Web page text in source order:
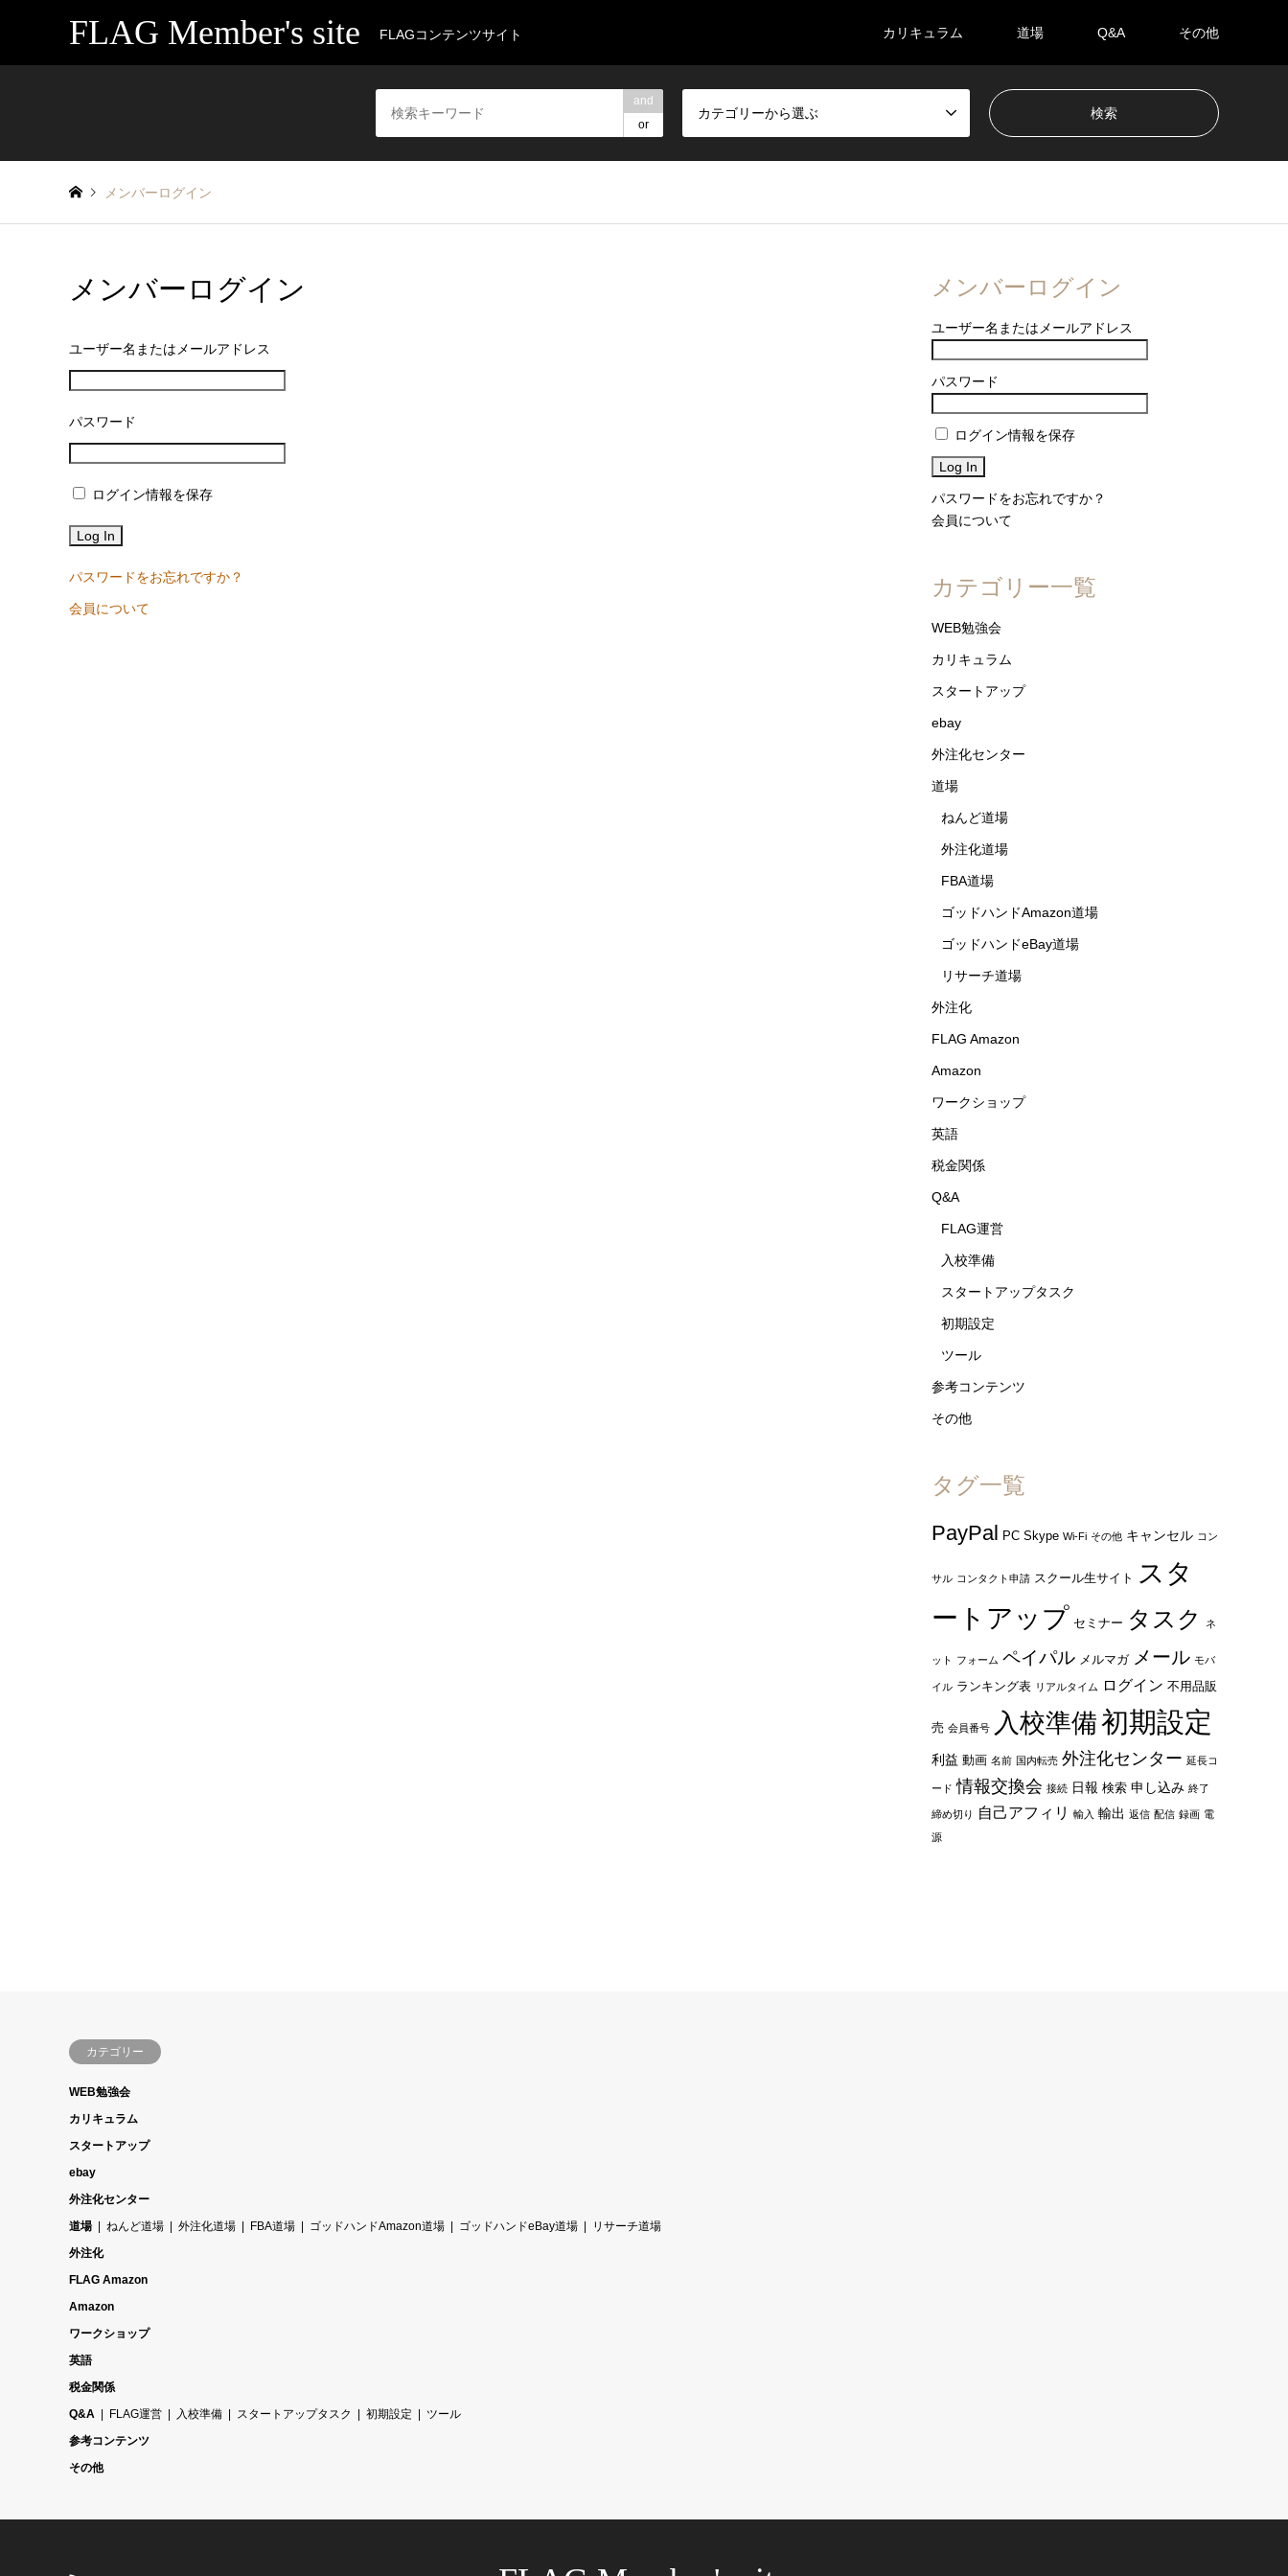
FLAG Member's site FLAGコンテンツサイト カリキュラム 道場 Q&A その他
and
or
カテゴリーから選ぶ
メンバーログイン
メンバーログイン
ユーザー名またはメールアドレス
パスワード
ログイン情報を保存
パスワードをお忘れですか？
会員について
メンバーログイン
ユーザー名またはメールアドレス
パスワード
ログイン情報を保存
パスワードをお忘れですか？
会員について
カテゴリー一覧
WEB勉強会
カリキュラム
スタートアップ
ebay
外注化センター
道場
ねんど道場
外注化道場
FBA道場
ゴッドハンドAmazon道場
ゴッドハンドeBay道場
リサーチ道場
外注化
FLAG Amazon
Amazon
ワークショップ
英語
税金関係
Q&A
FLAG運営
入校準備
スタートアップタスク
初期設定
ツール
参考コンテンツ
その他
タグ一覧
PayPal PC Skype Wi-Fi その他 キャンセル コン
サル コンタクト申請 スクール生サイト
スタ
ートアップ セミナー タスク ネ
ット フォーム ペイパル メルマガ メール モバ
イル ランキング表 リアルタイム ログイン 不用品販
売 会員番号 入校準備初期設定
利益 動画 名前 国内転売 外注化センター 延長コ
ード 情報交換会 接続 日報 検索 申し込み 終了
締め切り 自己アフィリ 輸入 輸出 返信 配信 録画 電
源
カテゴリー
WEB勉強会
カリキュラム
スタートアップ
ebay
外注化センター
道場
ねんど道場 外注化道場 FBA道場 ゴッドハンドAmazon道場 ゴッドハンドeBay道場
リサーチ道場
外注化
FLAG Amazon
Amazon
ワークショップ
英語
税金関係
Q&A
FLAG運営 入校準備 スタートアップタスク 初期設定
ツール
参考コンテンツ
その他